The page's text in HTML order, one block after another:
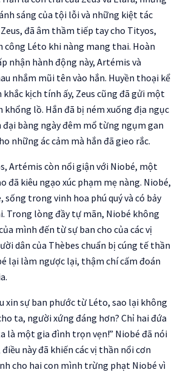
sáng của tội lỗi và những kiệt tác
đã âm thầm tiếp tay cho Tityos,
công Léto khi nàng mang thai. Hoàn
nhận hành động này, Artémis và
nhắm mũi tên vào hắn. Huyền thoại kể
kịch tính ấy, Zeus cũng đã gửi một
lồ. Hắn đã bị ném xuống địa ngục
bàng ngày đêm mổ từng ngụm gan
những ác cảm mà hắn đã gieo rắc.
Artémis còn nổi giận với Niobé, một
đã kiêu ngạo xúc phạm mẹ nàng. Niobé,
sống trong vinh hoa phú quý và có bảy
Trong lòng đầy tự mãn, Niobé không
mình đến từ sự ban cho của các vị
dân của Thèbes chuẩn bị cúng tế thần
lại làm ngược lại, thậm chí cấm đoán
xin sự ban phước từ Léto, sao lại không
ta, người xứng đáng hơn? Chỉ hai đứa
là một gia đình trọn vẹn!” Niobé đã nói
này đã khiến các vị thần nổi cơn
cho hai con mình trừng phạt Niobé vì